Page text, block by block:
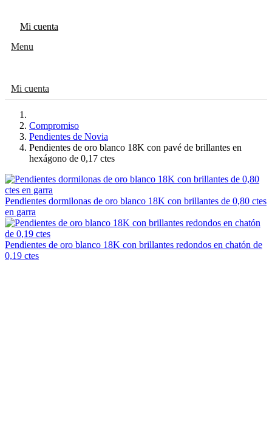
Mi cuenta
Menu
Mi cuenta
Compromiso
Pendientes de Novia
Pendientes de oro blanco 18K con pavé de brillantes en
hexágono de 0,17 ctes
Pendientes dormilonas de oro blanco 18K con brillantes de 0,80 ctes
en garra
Pendientes de oro blanco 18K con brillantes redondos en chatón de
0,19 ctes